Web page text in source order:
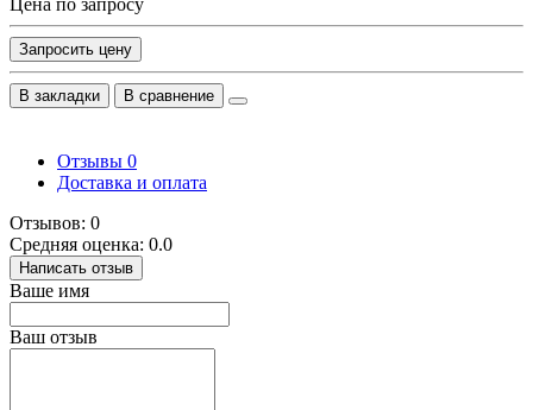
Запросить цену
В закладки В сравнение
Отзывы 0
Доставка и оплата
Отзывов: 0
Средняя оценка: 0.0
Написать отзыв
Ваше имя
Ваш отзыв